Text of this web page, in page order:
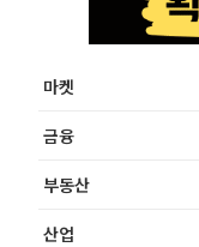
마켓
금융
부동산
산업